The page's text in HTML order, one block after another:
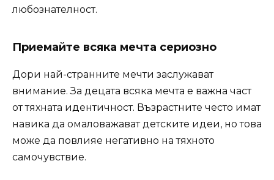
любознателност.
Приемайте всяка мечта сериозно
Дори най-странните мечти заслужават
внимание. За децата всяка мечта е важна част
от тяхната идентичност. Възрастните често имат
навика да омаловажават детските идеи, но това
може да повлияе негативно на тяхното
самочувствие.